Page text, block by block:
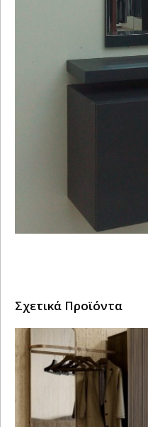
Σχετικά Προϊόντα